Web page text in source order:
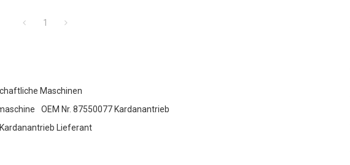
1
Maschinen
OEM Nr. 87550077 Kardanantrieb
Lieferant